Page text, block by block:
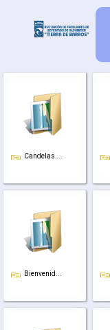
Candelas ...
Bienvenid...